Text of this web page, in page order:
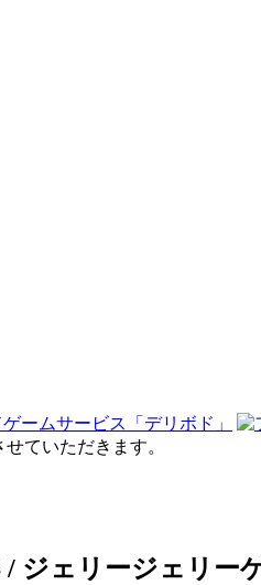
ていただきます。
ジェリージェリー